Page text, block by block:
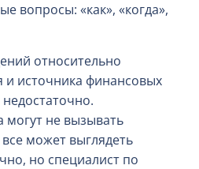
вопросы: «как», «когда»,
относительно
и источника финансовых
могут не вызывать
может выглядеть
но специалист по